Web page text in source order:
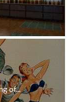
of...